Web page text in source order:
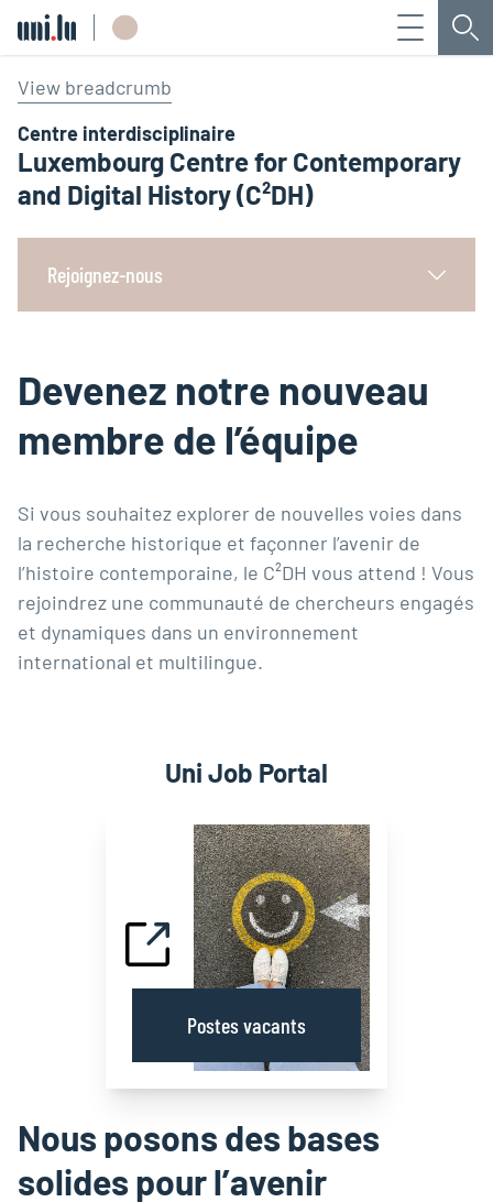
Menu
View breadcrumb
Centre interdisciplinaire
Luxembourg Centre for Contemporary
and Digital History (C²DH)
Rejoignez-nous
Devenez notre nouveau
membre de l’équipe
Si vous souhaitez explorer de nouvelles voies dans
la recherche historique et façonner l’avenir de
l’histoire contemporaine, le C²DH vous attend ! Vous
rejoindrez une communauté de chercheurs engagés
et dynamiques dans un environnement
international et multilingue.
Uni Job Portal
Postes vacants
Nous posons des bases
solides pour l’avenir